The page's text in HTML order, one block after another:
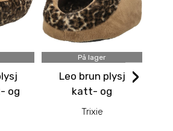
og
På lager
Leo brun plysj
katt- og
hundehule
Trixie
›